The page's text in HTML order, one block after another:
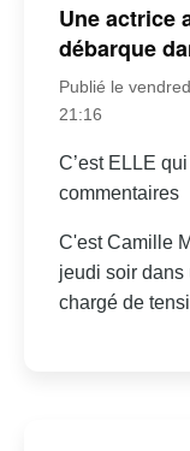
Une actrice
débarque
Publié le
21:16
C’est ELLE
commentaires
C'est Camille
jeudi soir dans
chargé de